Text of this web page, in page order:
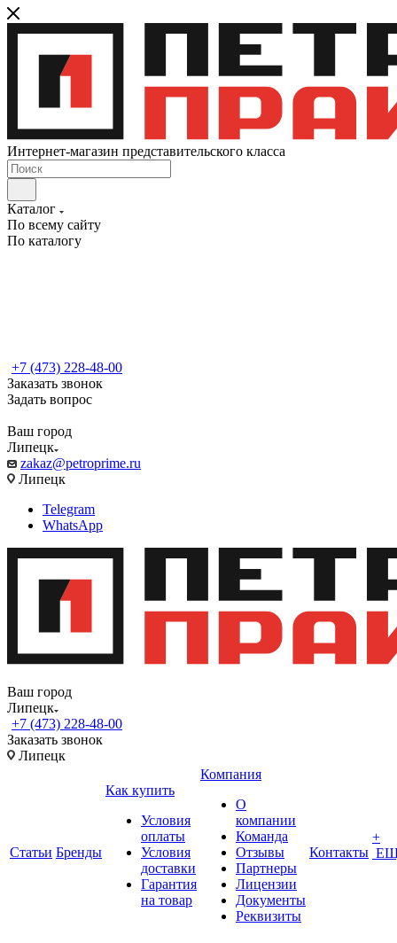
Интернет-магазин представительского класса
Каталог
По всему сайту
По каталогу
+7 (473) 228-48-00
Заказать звонок
Задать вопрос
Ваш город
Липецк
zakaz@petroprime.ru
Липецк
Telegram
WhatsApp
Ваш город
Липецк
+7 (473) 228-48-00
Заказать звонок
Липецк
Статьи Бренды
Как купить
Условия
оплаты
Условия
доставки
Гарантия
на товар
Компания
О
компании
Команда
Отзывы
Партнеры
Лицензии
Документы
Реквизиты
Контакты
+